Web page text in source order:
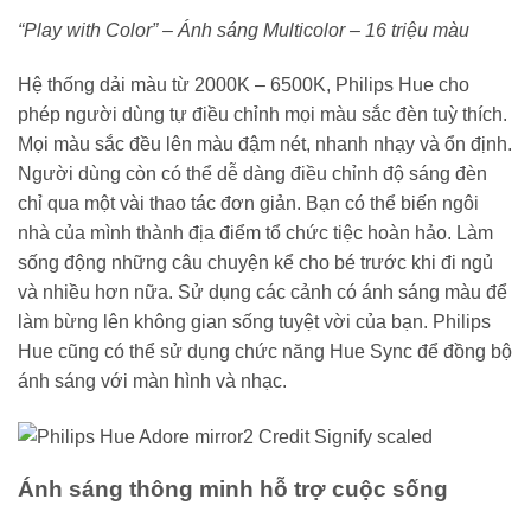
“Play with Color” – Ánh sáng Multicolor – 16 triệu màu
Hệ thống dải màu từ 2000K – 6500K, Philips Hue cho
phép người dùng tự điều chỉnh mọi màu sắc đèn tuỳ thích.
Mọi màu sắc đều lên màu đậm nét, nhanh nhạy và ổn định.
Người dùng còn có thể dễ dàng điều chỉnh độ sáng đèn
chỉ qua một vài thao tác đơn giản. Bạn có thể biến ngôi
nhà của mình thành địa điểm tổ chức tiệc hoàn hảo. Làm
sống động những câu chuyện kể cho bé trước khi đi ngủ
và nhiều hơn nữa. Sử dụng các cảnh có ánh sáng màu để
làm bừng lên không gian sống tuyệt vời của bạn. Philips
Hue cũng có thể sử dụng chức năng Hue Sync để đồng bộ
ánh sáng với màn hình và nhạc.
Ánh sáng thông minh hỗ trợ cuộc sống